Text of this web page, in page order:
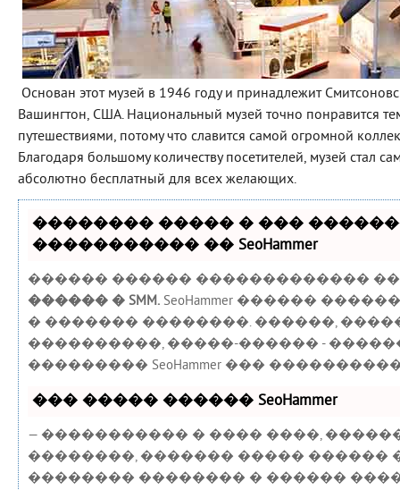
Основан этот музей в 1946 году и принадлежит
Вашингтон, США. Национальный музей точно понравится
путешествиями, потому что славится самой огромной
Благодаря большому количеству посетителей, музей стал
абсолютно бесплатный для всех желающих.
�������� ����� � ���
����������� �� SeoHammer
������ ������ �������������
������ � SMM. SeoHammer ������
� ������� ��������. ������,
����������, �����-������ -
��������� SeoHammer ���
��� ����� ������ SeoHammer
— ����������� � ���� ����,
��������, ������� ����� ������
�������� �������� � ������